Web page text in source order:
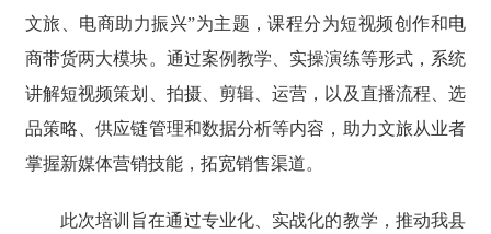
文旅、电商助力振兴”为主题，课程分为短视频创作和电
商带货两大模块。通过案例教学、实操演练等形式，系统
讲解短视频策划、拍摄、剪辑、运营，以及直播流程、选
品策略、供应链管理和数据分析等内容，助力文旅从业者
掌握新媒体营销技能，拓宽销售渠道。
此次培训旨在通过专业化、实战化的教学，推动我县